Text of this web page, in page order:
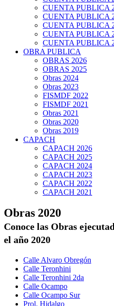
CUENTA PUBLICA
CUENTA PUBLICA
CUENTA PUBLICA
CUENTA PUBLICA
CUENTA PUBLICA
OBRA PUBLICA
OBRAS 2026
OBRAS 2025
Obras 2024
Obras 2023
FISMDF 2022
FISMDF 2021
Obras 2021
Obras 2020
Obras 2019
CAPACH
CAPACH 2026
CAPACH 2025
CAPACH 2024
CAPACH 2023
CAPACH 2022
CAPACH 2021
Obras 2020
Conoce las Obras
el año 2020
Calle Alvaro Obregón
Calle Teronhini
Calle Teronhini 2da
Calle Ocampo
Calle Ocampo Sur
Prol. Hidalgo